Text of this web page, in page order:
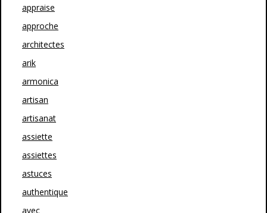
appraise
approche
architectes
arik
armonica
artisan
artisanat
assiette
assiettes
astuces
authentique
avec